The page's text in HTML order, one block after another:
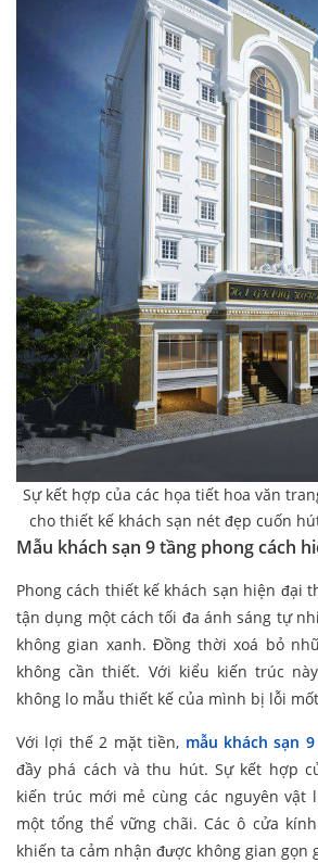
Sự kết hợp của các họa tiết hoa văn
cho thiết kế khách sạn nét đẹp cuốn
Mẫu khách sạn 9 tầng phong cách
Phong cách thiết kế khách sạn hiện đại
tận dụng một cách tối đa ánh sáng tự
không gian xanh. Đồng thời xoá bỏ
không cần thiết. Với kiểu kiến trúc
không lo mẫu thiết kế của mình bị lỗi
Với lợi thế 2 mặt tiền, mẫu khách sạn
đầy phá cách và thu hút. Sự kết hợp
kiến trúc mới mẻ cùng các nguyên vật
một tổng thể vững chãi. Các ô cửa
khiến ta cảm nhận được không gian gọn